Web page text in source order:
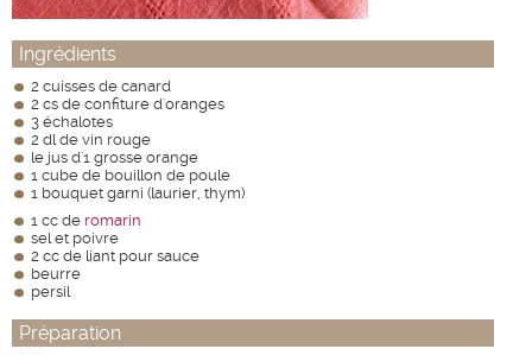
Ingrédients
2 cuisses de canard
2 cs de confiture d'oranges
3 échalotes
2 dl de vin rouge
le jus d'1 grosse orange
1 cube de bouillon de poule
1 bouquet garni (laurier, thym)
1 cc de romarin
sel et poivre
2 cc de liant pour sauce
beurre
persil
Préparation